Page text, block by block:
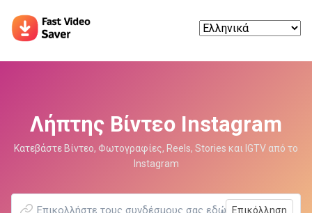
Λήπτης Βίντεο Instagram
Κατεβάστε Βίντεο, Φωτογραφίες, Reels, Stories και IGTV από το
Instagram
Επικόλληση